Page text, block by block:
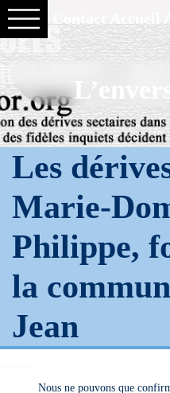
Les
Marie-
Philippe,
la
Jean
Nous ne pouvons que